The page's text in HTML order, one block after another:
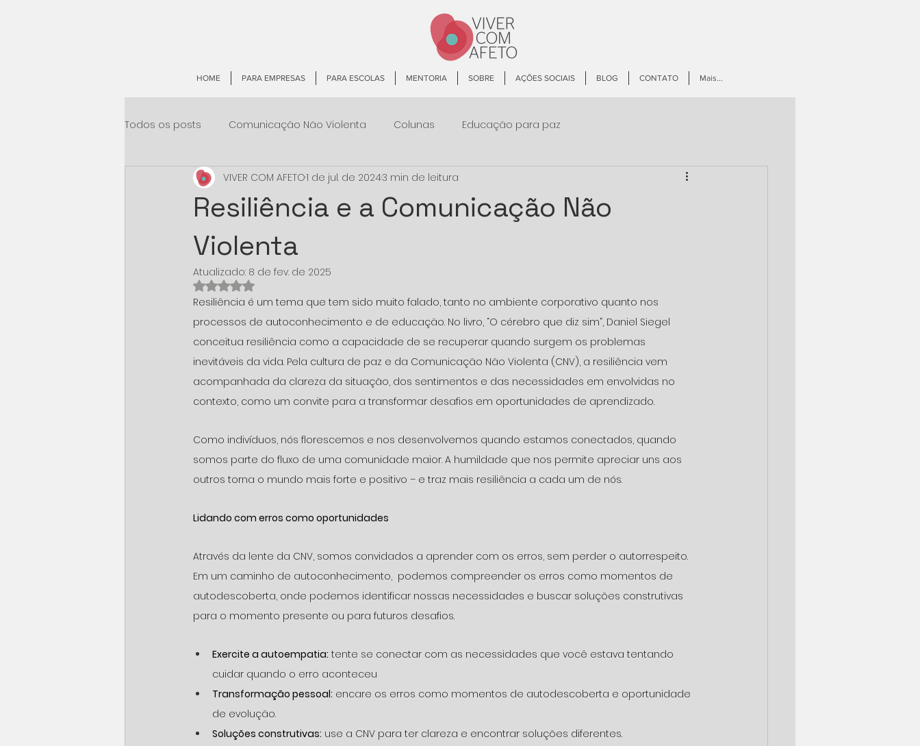
HOME PARA EMPRESAS PARA ESCOLAS MENTORIA SOBRE AÇÕES SOCIAIS BLOG CONTATO Mais...
Todos os posts Comunicação Não Violenta Colunas Educação para paz
Resiliência e a Comunicação Não
Violenta
VIVER COM AFETO1 de jul. de 20243 min de leitura
Atualizado: 8 de fev. de 2025
Avaliado com NaN de 5 estrelas.
Resiliência é um tema que tem sido muito falado, tanto no ambiente corporativo quanto nos
processos de autoconhecimento e de educação. No livro, “O cérebro que diz sim”, Daniel Siegel
conceitua resiliência como a capacidade de se recuperar quando surgem os problemas
inevitáveis da vida. Pela cultura de paz e da Comunicação Não Violenta (CNV), a resiliência vem
acompanhada da clareza da situação, dos sentimentos e das necessidades em envolvidas no
contexto, como um convite para a transformar desafios em oportunidades de aprendizado.
Como indivíduos, nós florescemos e nos desenvolvemos quando estamos conectados, quando
somos parte do fluxo de uma comunidade maior. A humildade que nos permite apreciar uns aos
outros torna o mundo mais forte e positivo – e traz mais resiliência a cada um de nós.
Lidando com erros como oportunidades
Através da lente da CNV, somos convidados a aprender com os erros, sem perder o autorrespeito.
Em um caminho de autoconhecimento,  podemos compreender os erros como momentos de
autodescoberta, onde podemos identificar nossas necessidades e buscar soluções construtivas
para o momento presente ou para futuros desafios.
Exercite a autoempatia: tente se conectar com as necessidades que você estava tentando
cuidar quando o erro aconteceu
Transformação pessoal: encare os erros como momentos de autodescoberta e oportunidade
de evolução.
Soluções construtivas: use a CNV para ter clareza e encontrar soluções diferentes.